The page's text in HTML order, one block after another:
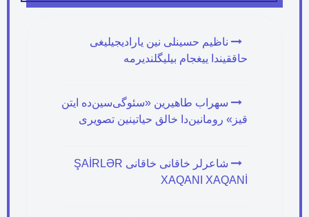
ناظیم حسینلی نین یارادیجیلیغی
حاققیندا ییغجام بیلیگلندیرمه
سهراب طاهیرین «سئوگی‌سین‌ده ایتن
قیز» رومانین‌دا خالق حیاتینین تصویری
شاعرلر خاقانی خاقانی ŞAİRLƏR
XAQANI XAQANİ